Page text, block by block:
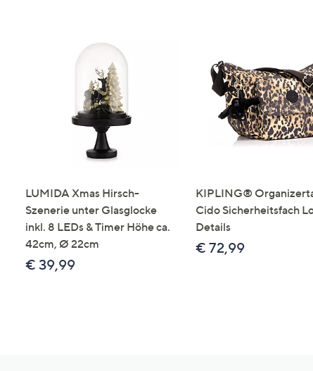
LUMIDA Xmas Hirsch-
Szenerie unter Glasglocke
inkl. 8 LEDs & Timer Höhe ca.
42cm, Ø 22cm
€ 39,99
KIPLING®
Cido Sicherheitsfach
Details
€ 72,99